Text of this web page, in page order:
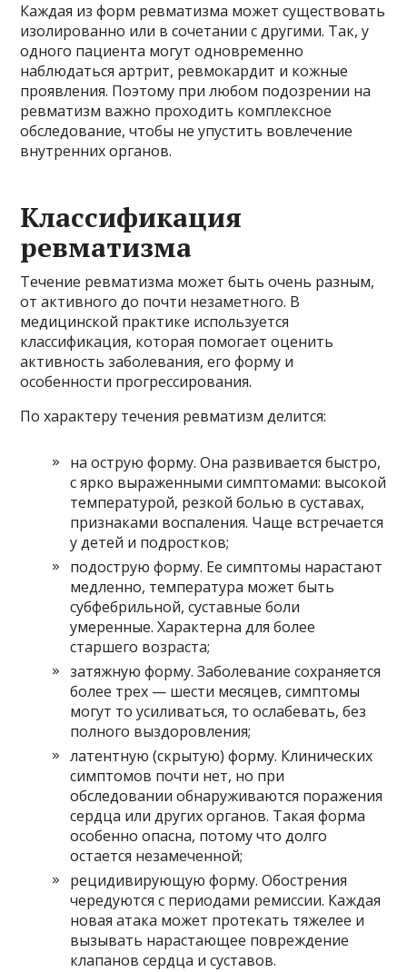
Каждая из форм ревматизма может существовать
изолированно или в сочетании с другими. Так, у
одного пациента могут одновременно
наблюдаться артрит, ревмокардит и кожные
проявления. Поэтому при любом подозрении на
ревматизм важно проходить комплексное
обследование, чтобы не упустить вовлечение
внутренних органов.
Классификация
ревматизма
Течение ревматизма может быть очень разным,
от активного до почти незаметного. В
медицинской практике используется
классификация, которая помогает оценить
активность заболевания, его форму и
особенности прогрессирования.
По характеру течения ревматизм делится:
на острую форму. Она развивается быстро,
с ярко выраженными симптомами: высокой
температурой, резкой болью в суставах,
признаками воспаления. Чаще встречается
у детей и подростков;
подострую форму. Ее симптомы нарастают
медленно, температура может быть
субфебрильной, суставные боли
умеренные. Характерна для более
старшего возраста;
затяжную форму. Заболевание сохраняется
более трех — шести месяцев, симптомы
могут то усиливаться, то ослабевать, без
полного выздоровления;
латентную (скрытую) форму. Клинических
симптомов почти нет, но при
обследовании обнаруживаются поражения
сердца или других органов. Такая форма
особенно опасна, потому что долго
остается незамеченной;
рецидивирующую форму. Обострения
чередуются с периодами ремиссии. Каждая
новая атака может протекать тяжелее и
вызывать нарастающее повреждение
клапанов сердца и суставов.